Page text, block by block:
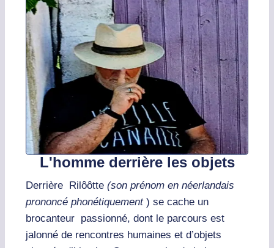
L'homme derrière les objets
Derrière Rilôôtte (son prénom en néerlandais
prononcé phonétiquement) se cache un
brocanteur passionné, dont le parcours est
jalonné de rencontres humaines et d’objets